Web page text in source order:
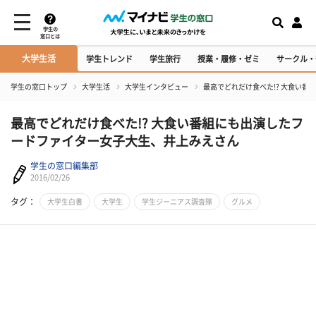
学生の
窓口とは
大学生活 学生トレンド 学生旅行 授業・履修・ゼミ サークル
学生の窓口トップ 大学生活 大学生インタビュー 最高でどれだけ食べた!? 大食い番
最高でどれだけ食べた!? 大食い番組にも出演したフ
ードファイター女子大生、井上みえさん
学生の窓口編集部
2016/02/26
タグ： 大学生白書 大学生 学生ジーニアス調査隊 グルメ